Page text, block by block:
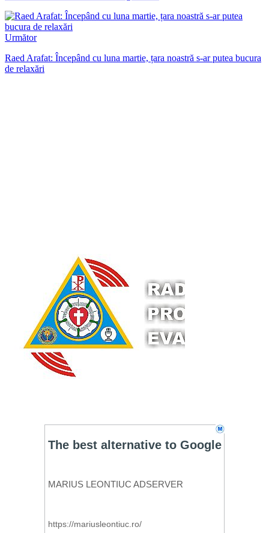
Următor
Raed Arafat: Începând cu luna martie, țara noastră s-ar putea bucura
de relaxări